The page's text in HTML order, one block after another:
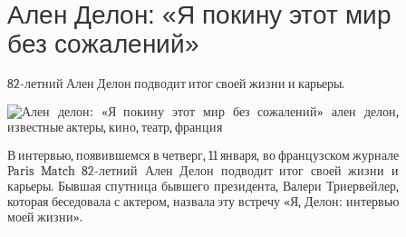
Ален Делон: «Я покину этот мир
без сожалений»
82-летний Ален Делон подводит итог своей жизни и карьеры.
В интервью, появившемся в четверг, 11 января, во французском журнале
Paris Match 82-летний Ален Делон подводит итог своей жизни и
карьеры. Бывшая спутница бывшего президента, Валери Триервейлер,
которая беседовала с актером, назвала эту встречу «Я, Делон: интервью
моей жизни».